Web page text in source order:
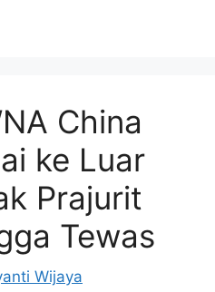
China
ke Luar
Prajurit
Tewas
Wijaya